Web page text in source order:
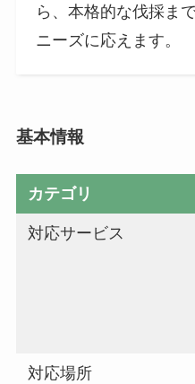
ら、本格的な伐採ま
ニーズに応えます。
基本情報
カテゴリ
対応サービス
対応場所